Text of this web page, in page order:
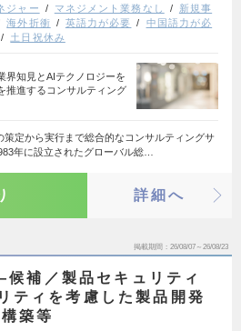
ジャー マネジメント業務なし
新規事
海外折衝 英語力が必要
中国語力が必
土日祝休み
界知見とAIテクノロジーを
推進するコンサルティング
策定から実行まで総合的なコンサルティングサ
年に設立されたグローバル総…
詳細へ
掲載期間 26/08/07～26/08/23
補／製品セキュリティ
ティを考慮した製品開発
築等